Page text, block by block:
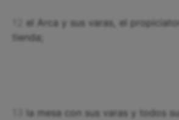
el Arca y sus varas, el
tienda;
la mesa con sus varas y todos